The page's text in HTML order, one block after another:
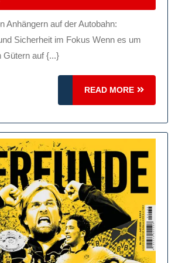
2026
Sicherheit im Fokus Wenn es um
Gütern auf {...}
READ MORE
READ
MORE